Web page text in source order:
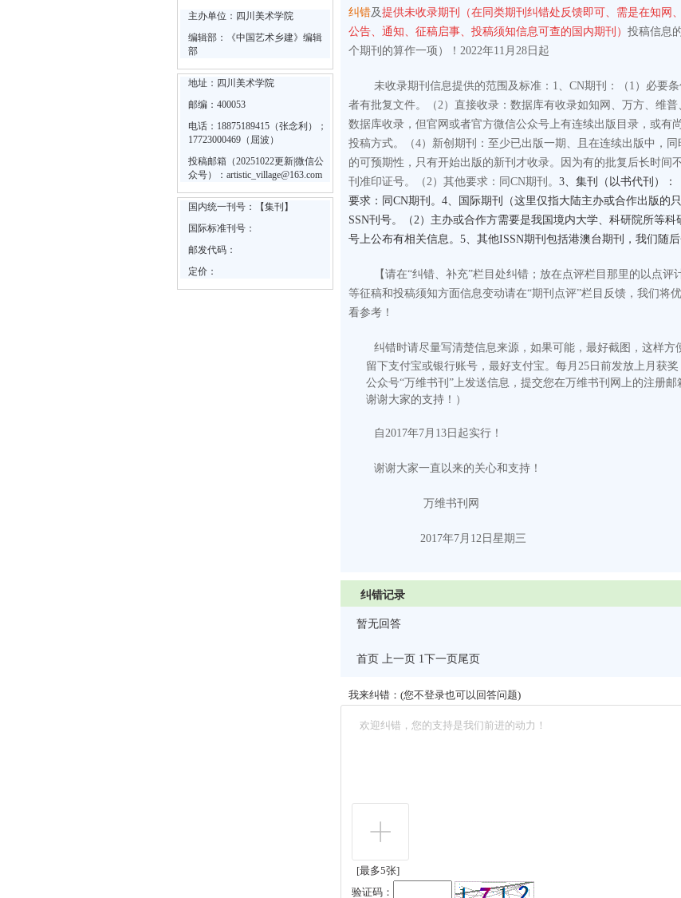
主办单位：四川美术学院
编辑部：《中国艺术乡建》编辑
部
地址：四川美术学院
邮编：400053
电话：18875189415（张念利）；
17723000469（屈波）
投稿邮箱（20251022更新|微信公
众号）：artistic_village@163.com
国内统一刊号：【集刊】
国际标准刊号：
邮发代码：
定价：
纠错及提供未收录期刊（在同类期刊纠错处反馈即可、需是在知网
公告、通知、征稿启事、投稿须知信息可查的国内期刊） 投稿信息
个期刊的算作一项）！2022年11月28日起
未收录期刊信息提供的范围及标准： 1、CN期刊：
（1）必要
者有批复文件。
（2）直接收录：数据库有收录如知网、万方、维普
数据库收录，但官网或者官方微信公众号上有连续出版目录，或有
投稿方式。
（4）新创期刊：至少已出版一期、且在连续出版中，
的可预期性，只有开始出版的新刊才收录。因为有的批复后长时间不
刊准印证号。
（2）其他要求：同CN期刊。 3、集刊（以书代刊）：
要求：同CN期刊。4、国际期刊（这里仅指大陆主办或合作出版的
SSN刊号。（2）主办或合作方需要是我国境内大学、科研院所等
号上公布有相关信息。5、其他ISSN期刊包括港澳台期刊，我们随
【请在“纠错、补充”栏目处纠错；放在点评栏目那里的以点评
等征稿和投稿须知方面信息变动请在“期刊点评”栏目反馈，我们将
看参考！
纠错时请尽量写清楚信息来源，如果可能，最好截图，这样方
留下支付宝或银行账号，最好支付宝。每月25日前发放上月获
公众号“万维书刊”上发送信息，提交您在万维书刊网上的注册
谢谢大家的支持！）
自2017年7月13日起实行！
谢谢大家一直以来的关心和支持！
万维书刊网
2017年7月 12 日 星期三
纠错记录
暂无回答
首页 上一页 1下一页尾页
我来纠错：(您不登录也可以回答问题)
[最多5张]
验证码：